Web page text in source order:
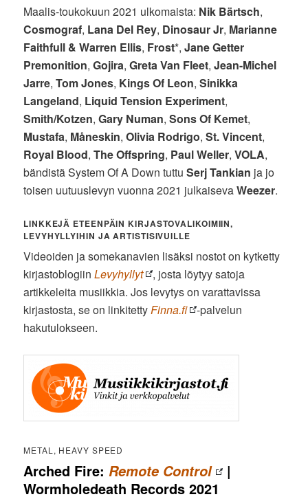
Maalis-toukokuun 2021 ulkomaista: Nik Bärtsch,
Cosmograf, Lana Del Rey, Dinosaur Jr, Marianne
Faithfull & Warren Ellis, Frost*,Jane Getter
Premonition,Gojira,Greta Van Fleet,Jean-Michel
Jarre,Tom Jones, Kings Of Leon,Sinikka
Langeland, Liquid Tension Experiment,
Smith/Kotzen,Gary Numan,Sons Of Kemet,
Mustafa, Måneskin,Olivia Rodrigo,St. Vincent,
Royal Blood,The Offspring, Paul Weller,VOLA,
bändistä System Of A Down tuttuSerj Tankian ja jo
toisen uutuuslevyn vuonna 2021 julkaisevaWeezer.
LINKKEJÄ ETEENPÄIN KIRJASTOVALIKOIMIIN,
LEVYHYLLYIHIN JA ARTISTISIVUILLE
Videoiden ja somekanavien lisäksi nostot on kytketty
kirjastoblogiinLevyhyllyt
, josta löytyy satoja
artikkeleita musiikkia. Jos levytys on varattavissa
kirjastosta, se on linkitetty Finna.fi
-palvelun
hakutulokseen.
METAL, HEAVY SPEED
Arched Fire: Remote Control
|
Wormholedeath Records 2021